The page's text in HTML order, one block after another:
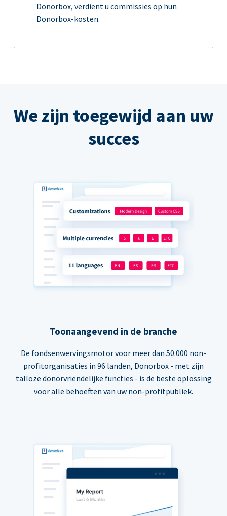
Donorbox, verdient u commissies op hun
Donorbox-kosten.
We zijn toegewijd aan uw
succes
Toonaangevend in de branche
De fondsenwervingsmotor voor meer dan 50.000 non-
profitorganisaties in 96 landen, Donorbox - met zijn
talloze donorvriendelijke functies - is de beste oplossing
voor alle behoeften van uw non-profitpubliek.